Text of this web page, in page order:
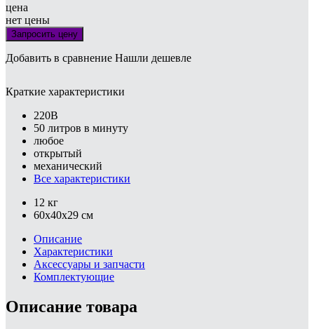
цена
нет цены
Запросить цену
Добавить в сравнение Нашли дешевле
Краткие характеристики
220В
50 литров в минуту
любое
открытый
механический
Все характеристики
12 кг
60x40x29 см
Описание
Характеристики
Аксессуары и запчасти
Комплектующие
Описание товара